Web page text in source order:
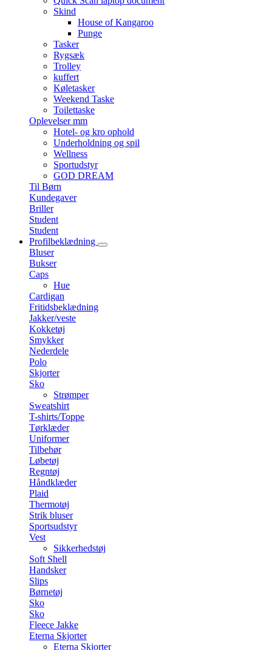
Skind
House of Kangaroo
Punge
Tasker
Rygsæk
Trolley
kuffert
Køletasker
Weekend Taske
Toilettaske
Oplevelser mm
Hotel- og kro ophold
Underholdning og spil
Wellness
Sportudstyr
GOD DREAM
Til Børn
Kundegaver
Briller
Student
Student
Profilbeklædning
Bluser
Bukser
Caps
Hue
Cardigan
Fritidsbeklædning
Jakker/veste
Kokketøj
Smykker
Nederdele
Polo
Skjorter
Sko
Strømper
Sweatshirt
T-shirts/Toppe
Tørklæder
Uniformer
Tilbehør
Løbetøj
Regntøj
Håndklæder
Plaid
Thermotøj
Strik bluser
Sportsudstyr
Vest
Sikkerhedstøj
Soft Shell
Handsker
Slips
Børnetøj
Sko
Sko
Fleece Jakke
Eterna Skjorter
Eterna Skjorter